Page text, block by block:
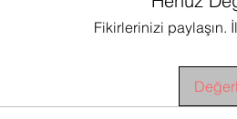
Fikirlerinizi paylaşın.